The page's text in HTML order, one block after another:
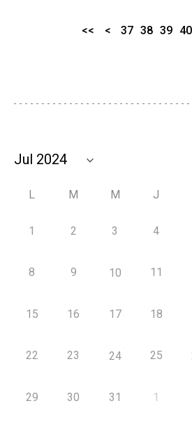
<< < 37 38 39 40
L M M J
1 2 3 4
8 9 10 11
15 16 17 18
22 23 24 25
29 30 31 1